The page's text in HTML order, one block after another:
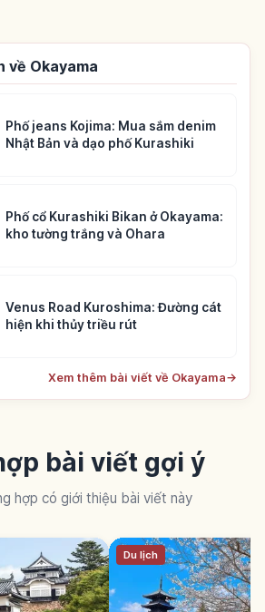
về Okayama
Phố jeans Kojima: Mua sắm denim
Nhật Bản và dạo phố Kurashiki
Phố cổ Kurashiki Bikan ở Okayama:
kho tường trắng và Ohara
Venus Road Kuroshima: Đường cát
hiện khi thủy triều rút
Xem thêm bài viết về Okayama→
bài viết gợi ý
hợp có giới thiệu bài viết này
Du lịch